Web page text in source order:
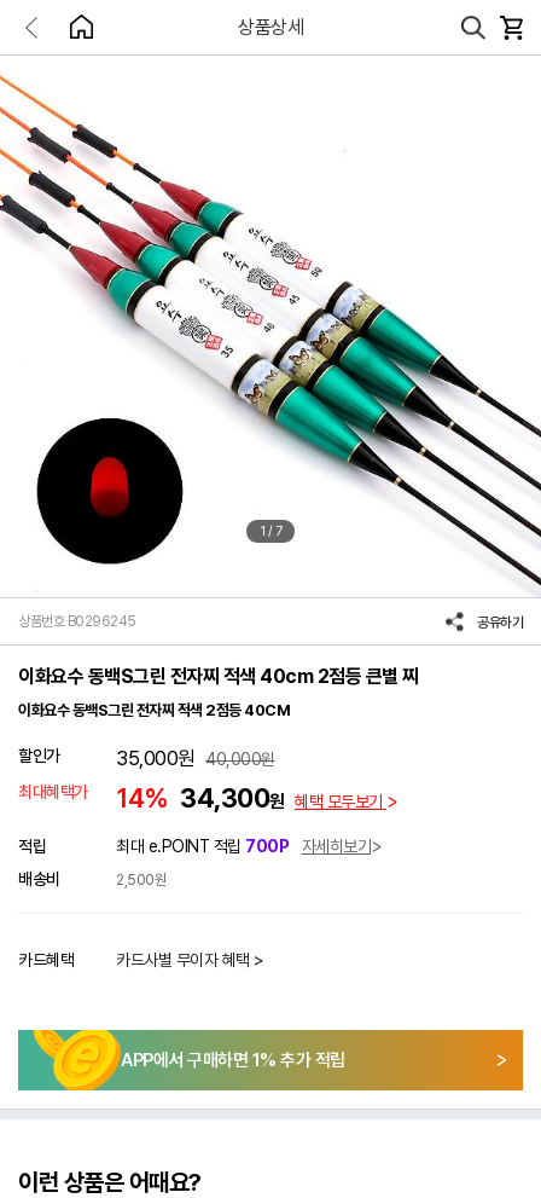
상품상세
1 / 7
상품번호 B0296245 공유하기
이화요수 동백S그린 전자찌 적색 40cm 2점등 큰별 찌
이화요수 동백S그린 전자찌 적색 2점등 40CM
할인가 35,000원 40,000원
최대혜택가
14% 34,300원 혜택 모두보기
적립 최대 e.POINT 적립 700P
자세히보기
배송비
2,500원
카드혜택 카드사별 무이자 혜택 >
APP에서 구매하면 1% 추가 적립
이런 상품은 어때요?